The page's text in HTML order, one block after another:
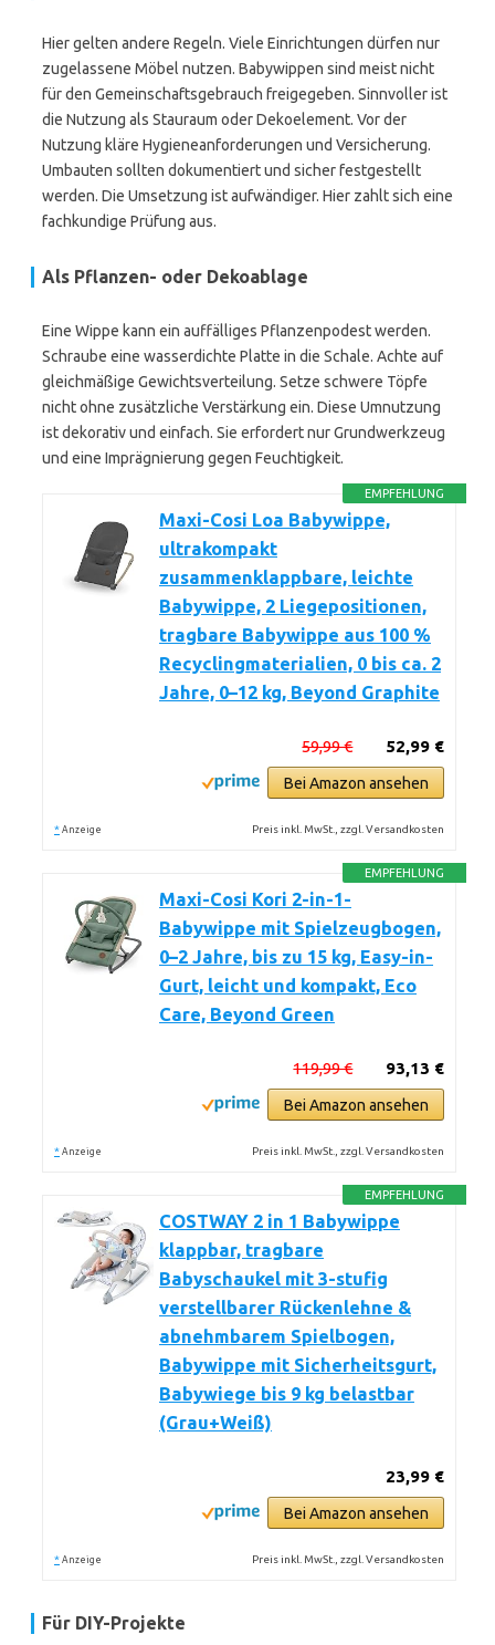
Hier gelten andere Regeln. Viele Einrichtungen dürfen nur
zugelassene Möbel nutzen. Babywippen sind meist nicht
für den Gemeinschaftsgebrauch freigegeben. Sinnvoller ist
die Nutzung als Stauraum oder Dekoelement. Vor der
Nutzung kläre Hygieneanforderungen und Versicherung.
Umbauten sollten dokumentiert und sicher festgestellt
werden. Die Umsetzung ist aufwändiger. Hier zahlt sich eine
fachkundige Prüfung aus.
Als Pflanzen- oder Dekoablage
Eine Wippe kann ein auffälliges Pflanzenpodest werden.
Schraube eine wasserdichte Platte in die Schale. Achte auf
gleichmäßige Gewichtsverteilung. Setze schwere Töpfe
nicht ohne zusätzliche Verstärkung ein. Diese Umnutzung
ist dekorativ und einfach. Sie erfordert nur Grundwerkzeug
und eine Imprägnierung gegen Feuchtigkeit.
EMPFEHLUNG
Maxi-Cosi Loa Babywippe,
ultrakompakt
zusammenklappbare, leichte
Babywippe, 2 Liegepositionen,
tragbare Babywippe aus 100 %
Recyclingmaterialien, 0 bis ca. 2
Jahre, 0–12 kg, Beyond Graphite
52,99 €
59,99 €
Bei Amazon ansehen
* Anzeige Preis inkl. MwSt., zzgl. Versandkosten
EMPFEHLUNG
Maxi-Cosi Kori 2-in-1-
Babywippe mit Spielzeugbogen,
0–2 Jahre, bis zu 15 kg, Easy-in-
Gurt, leicht und kompakt, Eco
Care, Beyond Green
93,13 €
119,99 €
Bei Amazon ansehen
* Anzeige Preis inkl. MwSt., zzgl. Versandkosten
EMPFEHLUNG
COSTWAY 2 in 1 Babywippe
klappbar, tragbare
Babyschaukel mit 3-stufig
verstellbarer Rückenlehne &
abnehmbarem Spielbogen,
Babywippe mit Sicherheitsgurt,
Babywiege bis 9 kg belastbar
(Grau+Weiß)
23,99 €
Bei Amazon ansehen
* Anzeige Preis inkl. MwSt., zzgl. Versandkosten
Für DIY-Projekte